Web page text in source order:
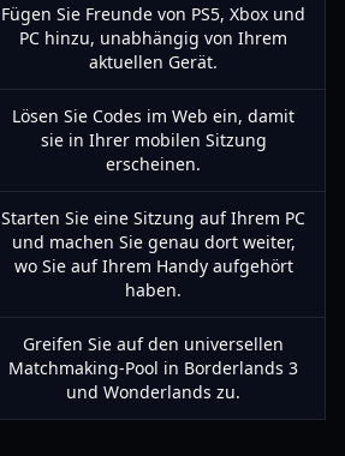
Fügen Sie Freunde von PS5, Xbox und
PC hinzu, unabhängig von Ihrem
aktuellen Gerät.
Lösen Sie Codes im Web ein, damit
sie in Ihrer mobilen Sitzung
erscheinen.
Starten Sie eine Sitzung auf Ihrem PC
und machen Sie genau dort weiter,
wo Sie auf Ihrem Handy aufgehört
haben.
Greifen Sie auf den universellen
Matchmaking-Pool in Borderlands 3
und Wonderlands zu.